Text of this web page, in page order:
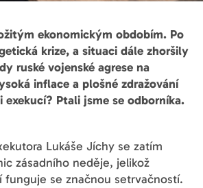
ekonomickým obdobím. Po
krize, a situaci dále zhoršily
ruské vojenské agrese na
inflace a plošné zdražování
Ptali jsme se odborníka.
Lukáše Jíchy se zatím
zásadního neděje, jelikož
funguje se značnou setrvačností.